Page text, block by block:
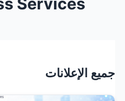
جميع الإعلانات